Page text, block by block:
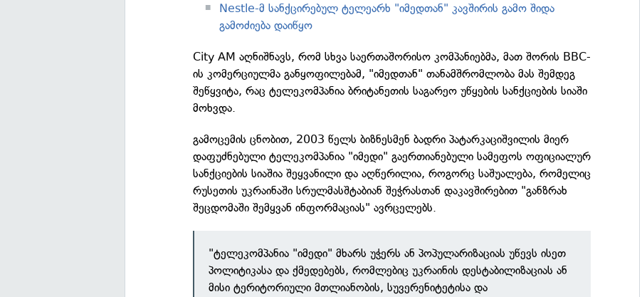
Nestle-მ სანქცირებულ ტელეარხ "იმედთან" კავშირის გამო შიდა
გამოძიება დაიწყო
City AM აღნიშნავს, რომ სხვა საერთაშორისო კომპანიებმა, მათ შორის BBC-
ის კომერციულმა განყოფილებამ, "იმედთან" თანამშრომლობა მას შემდეგ
შეწყვიტა, რაც ტელეკომპანია ბრიტანეთის საგარეო უწყების სანქციების სიაში
მოხვდა.
გამოცემის ცნობით, 2003 წელს ბიზნესმენ ბადრი პატარკაციშვილის მიერ
დაფუძნებული ტელეკომპანია "იმედი" გაერთიანებული სამეფოს ოფიციალურ
სანქციების სიაშია შეყვანილი და აღწერილია, როგორც საშუალება, რომელიც
რუსეთის უკრაინაში სრულმასშტაბიან შეჭრასთან დაკავშირებით "განზრახ
შეცდომაში შემყვან ინფორმაციას" ავრცელებს.
"ტელეკომპანია "იმედი" მხარს უჭერს ან პოპულარიზაციას უწევს ისეთ
პოლიტიკასა და ქმედებებს, რომლებიც უკრაინის დესტაბილიზაციას ან
მისი ტერიტორიული მთლიანობის, სუვერენიტეტისა და